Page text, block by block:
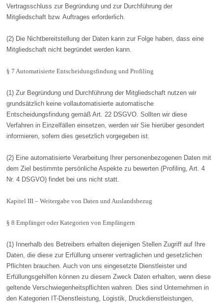
Vertragsschluss zur Begründung und zur Durchführung der
Mitgliedschaft bzw. Auftrages erforderlich.
(2) Die Nichtbereitstellung der Daten kann zur Folge haben, dass eine
Mitgliedschaft nicht begründet werden kann.
§ 7 Automatisierte Entscheidungsfindung und Profiling
(1) Zur Begründung und Durchführung der Mitgliedschaft nutzen wir
grundsätzlich keine vollautomatisierte automatische
Entscheidungsfindung gemäß Art. 22 DSGVO. Sollten wir diese
Verfahren in Einzelfällen einsetzen, werden wir Sie hierüber gesondert
informieren, sofern dies gesetzlich vorgegeben ist.
(2) Eine automatisierte Verarbeitung Ihrer personenbezogenen Daten mit
dem Ziel bestimmte persönliche Aspekte zu bewerten (Profiling, Art. 4
Nr. 4 DSGVO) findet bei uns nicht statt.
Kapitel III – Weitergabe von Daten und Auslandsbezug
§ 8 Empfänger oder Kategorien von Empfängern
(1) Innerhalb des Betreibers erhalten diejenigen Stellen Zugriff auf Ihre
Daten, die diese zur Erfüllung unserer vertraglichen und gesetzlichen
Pflichten brauchen. Auch von uns eingesetzte Dienstleister und
Erfüllungsgehilfen können zu diesem Zweck Daten erhalten, wenn diese
geltende Verschwiegenheitspflichten wahren. Dies sind Unternehmen in
den Kategorien IT-Dienstleistung, Logistik, Druckdienstleistungen,